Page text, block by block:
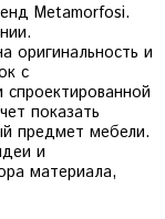
Metamorfosi.
оригинальность и
с
показать
предмет мебели.
и
материала,